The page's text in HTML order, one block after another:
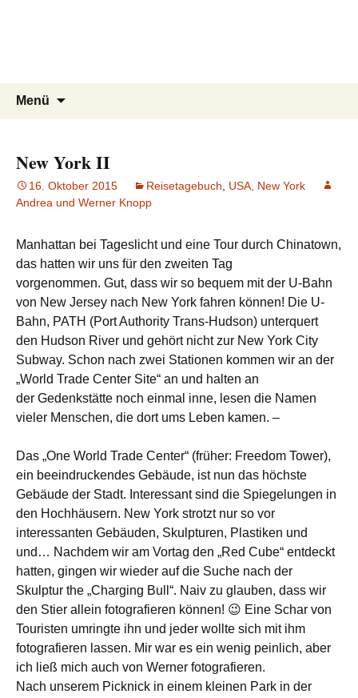
Menü
New York II
16. Oktober 2015 Reisetagebuch
USA, New York
Andrea und Werner Knopp
Manhattan bei Tageslicht und eine Tour durch Chinatown,
das hatten wir uns für den zweiten Tag
vorgenommen. Gut, dass wir so bequem mit der U-Bahn
von New Jersey nach New York fahren können! Die U-
Bahn, PATH (Port Authority Trans-Hudson) unterquert
den Hudson River und gehört nicht zur New York City
Subway. Schon nach zwei Stationen kommen wir an der
„World Trade Center Site“ an und halten an
der Gedenkstätte noch einmal inne, lesen die Namen
vieler Menschen, die dort ums Leben kamen. –
Das „One World Trade Center“ (früher: Freedom Tower),
ein beeindruckendes Gebäude, ist nun das höchste
Gebäude der Stadt. Interessant sind die Spiegelungen in
den Hochhäusern. New York strotzt nur so vor
interessanten Gebäuden, Skulpturen, Plastiken und
und… Nachdem wir am Vortag den „Red Cube“ entdeckt
hatten, gingen wir wieder auf die Suche nach der
Skulptur the „Charging Bull“. Naiv zu glauben, dass wir
den Stier allein fotografieren können! 😉 Eine Schar von
Touristen umringte ihn und jeder wollte sich mit ihm
fotografieren lassen. Mir war es ein wenig peinlich, aber
ich ließ mich auch von Werner fotografieren.
Nach unserem Picknick in einem kleinen Park in der